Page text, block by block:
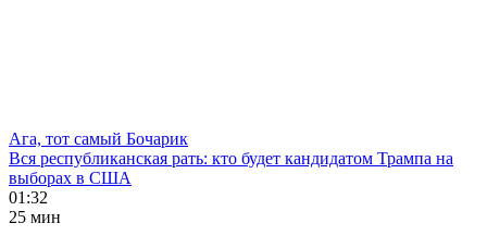
Ага, тот самый Бочарик
Вся республиканская рать: кто будет кандидатом Трампа на
выборах в США
01:32
25 мин